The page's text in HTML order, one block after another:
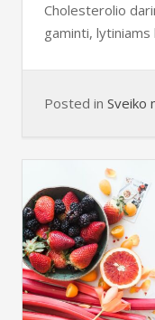
Cholesterolio
gaminti,
Posted in Sveiko